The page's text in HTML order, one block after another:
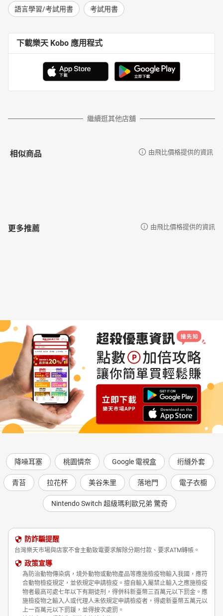
語言學習/考試用書 考試用書
下載樂天 Kobo 應用程式
繼續逛其他店舖
相似商品 由飛比價格提供的資訊
更多推薦 由飛比價格提供的資訊
降噪耳塞 桃園憐奈 Google 電視盒 绗縫外套
青苔 拉花杯 美谷朱里 落地門 電子衣櫥
Nintendo Switch 超級瑪利歐兄弟 驚奇
防詐騙提醒
台灣樂天市場與店家不會主動致電要求解除分期付款、要求ATM轉帳。
政策宣導
為防治動物傳染病，境外動物或動物產品等應施檢疫物輸入我國，應符
合動物檢疫規定，並依規定申請檢疫。擅自輸入屬禁止輸入之應施檢疫
物者最高可處七年以下有期徒刑，得併科新臺幣三百萬元以下罰金。應
施檢疫物之輸入人或代理人未依規定申請檢疫者，得處新臺幣五萬元以
上一百萬元以下罰鍰，並得按次處罰。